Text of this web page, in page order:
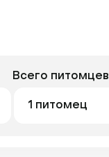
Всего питомцев